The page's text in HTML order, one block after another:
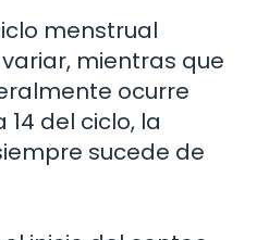
menstrual
mientras que
ocurre
del ciclo, la
sucede de